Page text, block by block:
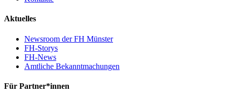
Aktuelles
Newsroom der FH Münster
FH-Storys
FH-News
Amtliche Bekanntmachungen
Für Partner*innen